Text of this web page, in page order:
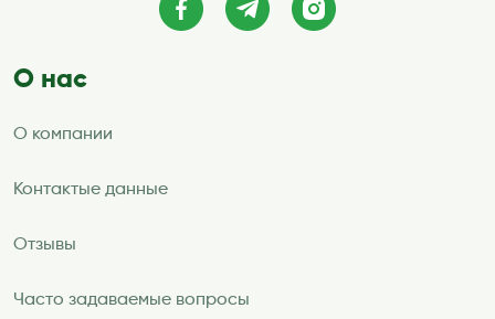
О нас
О компании
Контактые данные
Отзывы
Часто задаваемые вопросы